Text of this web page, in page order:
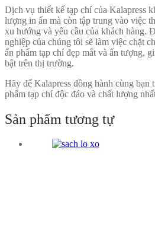
Dịch vụ thiết kế tạp chí của Kalapress
lượng in ấn mà còn tập trung vào việc
xu hướng và yêu cầu của khách hàng.
nghiệp của chúng tôi sẽ làm việc chặt
ấn phẩm tạp chí đẹp mắt và ấn tượng,
bật trên thị trường.
Hãy để Kalapress đồng hành cùng bạn
phẩm tạp chí độc đáo và chất lượng
Sản phẩm tương tự